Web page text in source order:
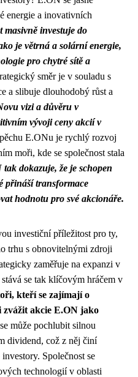
energie a inovativních
masivně investuje do
je větrná a solární energie,
pro chytré sítě a
směr je v souladu s
a slibuje dlouhodobý růst a
vizi a důvěru v
vývoji ceny akcií v
E.ONu je rychlý rozvoj
moři, kde se společnost stala
tak dokazuje, že je schopen
přináší transformace
hodnotu pro své akcionáře.
investiční příležitost pro ty,
trhu s obnovitelnými zdroji
zaměřuje na expanzi v
se tak klíčovým hráčem v
kteří se zajímají o
zvážit akcie E.ON jako
může pochlubit silnou
dividend, což z něj činí
Společnost se
technologií v oblasti